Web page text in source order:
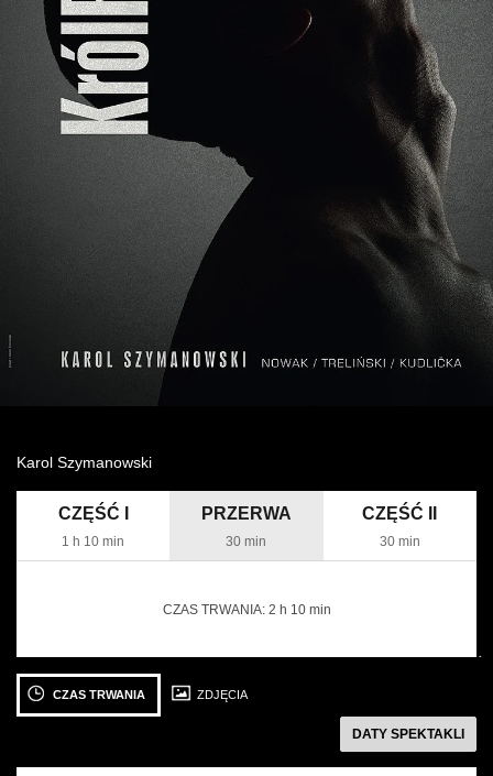
Wynajem kostiumów
Wynajem rekwizytów
Fundusze unijne
Dotacje celowe
Karol Szymanowski
CZĘŚĆ I
1 h 10 min
PRZERWA
30 min
CZĘŚĆ II
30 min
CZAS TRWANIA:2 h 10 min
zdjęcie: Koncepcja
i
graf.
zdjęcie: fot.
następny
DATY SPEKTAKLI
CZAS TRWANIA ZDJĘCIA